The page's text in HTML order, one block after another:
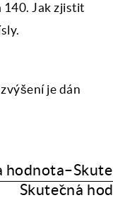
140. Jak zjistit
je dán
Skutec
ˇna
ˊ
hodnota–Skute